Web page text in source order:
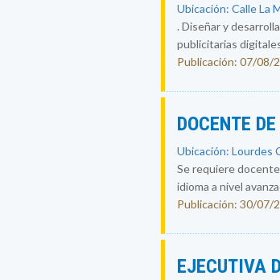
Ubicación: Calle La
. Diseñar y
publicitarias
Publicación: 07/08/
DOCENTE
Ubicación: Lourdes
Se requiere
idioma a nivel
Publicación: 30/07/
EJECUTIVA